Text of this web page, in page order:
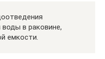
в раковине,
емкости.